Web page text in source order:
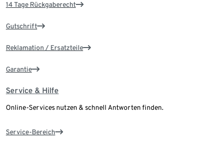
14 Tage Rückgaberecht
Gutschrift
Reklamation / Ersatzteile
Garantie
Service & Hilfe
Online-Services nutzen & schnell Antworten finden.
Service-Bereich